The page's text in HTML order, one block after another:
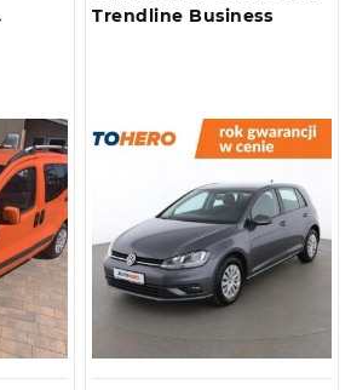
Trendline Business